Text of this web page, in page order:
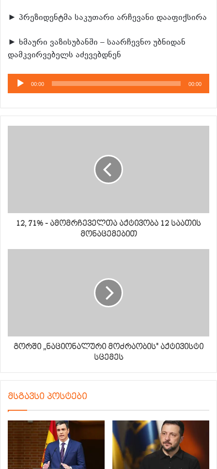
► პრეზიდენტმა საკუთარი არჩევანი დააფიქსირა
► ხმაური ვაზისუბანში – საარჩევნო უბნიდან
დამკვირვებელს აძევებდნენ
აუდიო
დამკვრელი
00:00 00:00
12, 71% - ამომრჩეველთა აქტივობა 12 საათის
მონაცემებით
გორში ,,ნაციონალური მოძრაობის" აქტივისტი
სცემეს
მსგავსი პოსტები